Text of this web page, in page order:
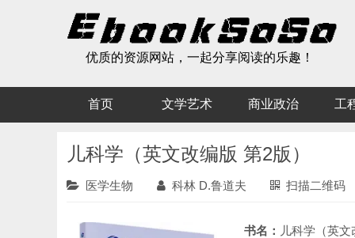
优质的资源网站，一起分享阅读的乐趣！
首页 文学艺术 商业政治 工
儿科学（英文改编版 第2版）
医学生物 科林 D.鲁道夫 扫描二维码
书名： 儿科学（英文改